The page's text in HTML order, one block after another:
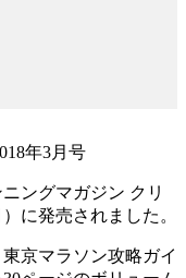
ングマガジン クリ
に発売されました。
京マラソン攻略ガイ